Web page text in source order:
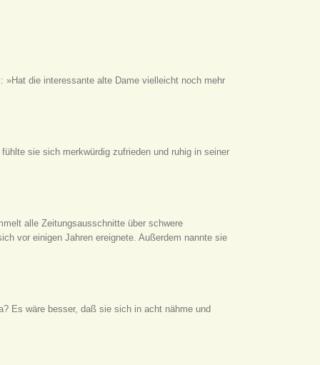
die interessante alte Dame vielleicht noch mehr
sie sich merkwürdig zufrieden und ruhig in seiner
alle Zeitungsausschnitte über schwere
vor einigen Jahren ereignete. Außerdem nannte sie
Es wäre besser, daß sie sich in acht nähme und